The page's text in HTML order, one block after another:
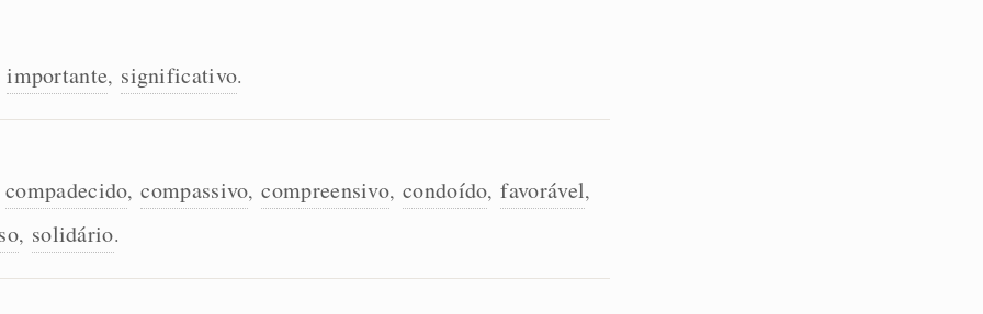
importante, significativo.
compadecido, compassivo, compreensivo, condoído, favorável,
, solidário.